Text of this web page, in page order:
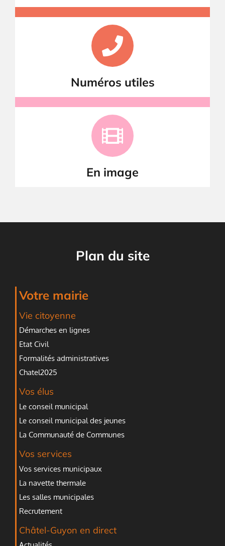
Numéros utiles
En image
Plan du site
Votre mairie
Vie citoyenne
Démarches en lignes
Etat Civil
Formalités administratives
Chatel2025
Vos élus
Le conseil municipal
Le conseil municipal des jeunes
La Communauté de Communes
Vos services
Vos services municipaux
La navette thermale
Les salles municipales
Recrutement
Châtel-Guyon en direct